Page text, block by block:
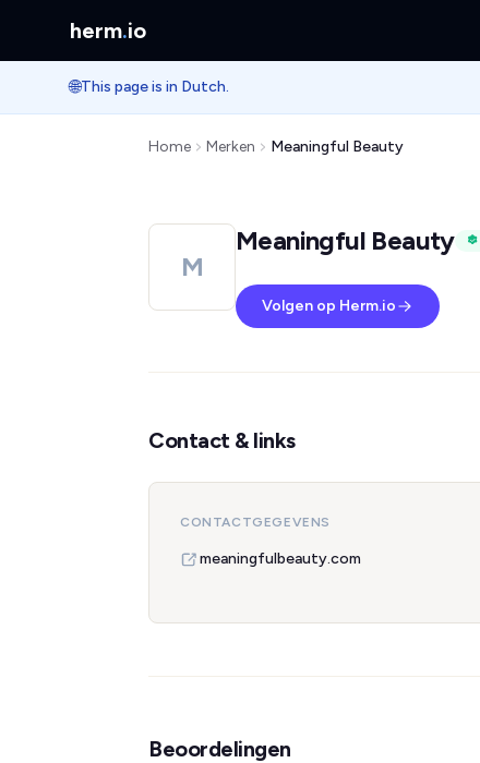
herm.io
🌐This page is in Dutch.
Home Merken Meaningful Beauty
M
Meaningful Beauty
Volgen op Herm.io
Contact & links
CONTACTGEGEVENS
meaningfulbeauty.com
Beoordelingen